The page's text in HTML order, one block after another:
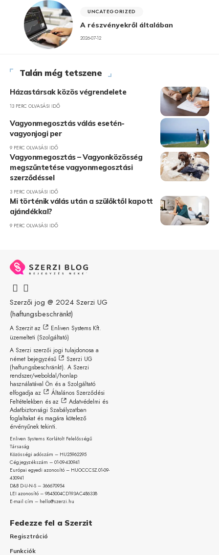
UNCATEGORIZED
A részvényekről általában
2026-07-12
Talán még tetszene
Házastársak közös végrendelete
13 PERC OLVASÁSI IDŐ
Vagyonmegosztás válás esetén-
vagyonjogi per
9 PERC OLVASÁSI IDŐ
Vagyonmegosztás – Vagyonközösség
megszűntetése vagyonmegosztási
szerződéssel
3 PERC OLVASÁSI IDŐ
Mi történik válás után a szülőktől kapott
ajándékkal?
9 PERC OLVASÁSI IDŐ
Szerzői jog @ 2024 Szerzi UG
(haftungsbeschränkt)
A Szerzit az
Enliven Systems Kft.
üzemelteti (Szolgáltató)
A Szerzi szerzői jogi tulajdonosa a
német bejegyzésű
Szerzi UG
(haftungsbeschränkt). A Szerzi
rendszer/weboldal/honlap
használatával Ön és a Szolgáltató
elfogadja az
Általános Szerződési
Feltételekben és az
Adatvédelmi és
Adatbiztonsági Szabályzatban
foglaltakat és magára kötelező
érvényűnek tekinti.
Enliven Systems Korlátolt Felelősségű
Társaság
Közösségi adószám – HU25962295
Cégjegyzékszám – 01-09-430941
Európai egyedi azonosító – HUOCCCSZ.01-09-
430941
D&B D-U-N-S – 366670954
LEI azonosító – 9845004CD193AC4B6338
E-mail cím – hello@szerzi.hu
Fedezze fel a Szerzit
Regisztráció
Funkciók